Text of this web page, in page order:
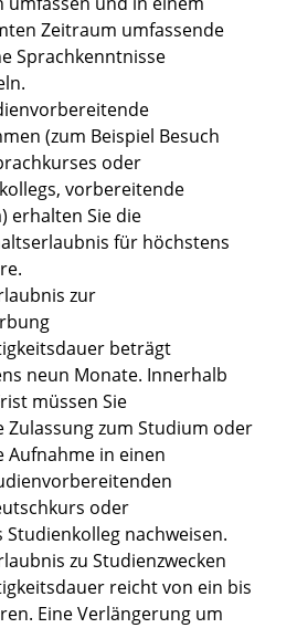
Zeitraum umfassende
Sprachkenntnisse
(zum Beispiel Besuch
oder
vorbereitende
erhalten Sie die
für höchstens
zur
beträgt
neun Monate. Innerhalb
müssen Sie
Zulassungzum Studium oder
Aufnahme in einen
oder
Studienkolleg nachweisen.
zu Studienzwecken
reicht von ein bis
Eine Verlängerung um